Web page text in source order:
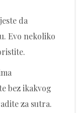
da
Evo nekoliko
bez ikakvog
za sutra.